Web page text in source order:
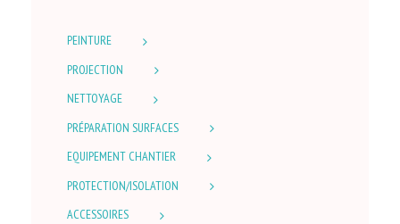
PEINTURE
PROJECTION
NETTOYAGE
PRÉPARATION SURFACES
EQUIPEMENT CHANTIER
PROTECTION/ISOLATION
ACCESSOIRES